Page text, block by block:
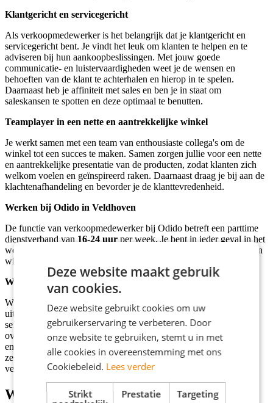
Klantgericht en servicegericht
Als verkoopmedewerker is het belangrijk dat je klantgericht en
servicegericht bent. Je vindt het leuk om klanten te helpen en te
adviseren bij hun aankoopbeslissingen. Met jouw goede
communicatie- en luistervaardigheden weet je de wensen en
behoeften van de klant te achterhalen en hierop in te spelen.
Daarnaast heb je affiniteit met sales en ben je in staat om
saleskansen te spotten en deze optimaal te benutten.
Teamplayer in een nette en aantrekkelijke winkel
Je werkt samen met een team van enthousiaste collega's om de
winkel tot een succes te maken. Samen zorgen jullie voor een nette
en aantrekkelijke presentatie van de producten, zodat klanten zich
welkom voelen en geïnspireerd raken. Daarnaast draag je bij aan de
klachtenafhandeling en bevorder je de klanttevredenheid.
Werken bij Odido in Veldhoven
De functie van verkoopmedewerker bij Odido betreft een parttime
dienstverband van16-24 uurper week. Je bent in ieder geval in het
weekend beschikbaar en één doordeweekse dag. Daarnaast zoeken
wij iemand die in ieder geval een jaar lang bij Odido kan werken.
Wie zoeken wij?
Wij zijn op zoek naar gemotiveerde verkoopmedewerkers met
uitstekende communicatieve vaardigheden. Je bent klantgericht,
servicegericht en hebt affiniteit met sales. Met jouw
overtuigingskracht en verkoopvaardigheden weet je klanten te
enthousiasmeren en te overtuigen. Daarnaast werk je zowel
zelfstandig als in teamverband en draag je actief bij aan de
verkoopstrategie van Odido.
Wat wij bieden
Deze website maakt gebruik
van cookies.
Deze website gebruikt cookies om uw
gebruikerservaring te verbeteren. Door
onze website te gebruiken, stemt u in met
alle cookies in overeenstemming met ons
Cookiebeleid. Lees verder
Strikt
Prestatie Targeting